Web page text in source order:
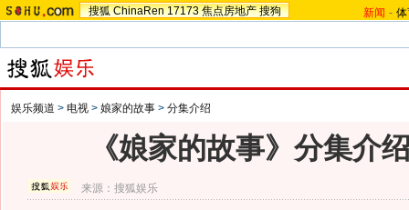
搜狐 ChinaRen 17173 焦点房地产 搜狗 新闻 -
娱乐频道 > 电视 > 娘家的故事 > 分集介绍
《娘家的故事》分集介
来源：搜狐娱乐